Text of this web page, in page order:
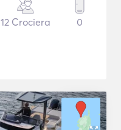
12 Crociera 0